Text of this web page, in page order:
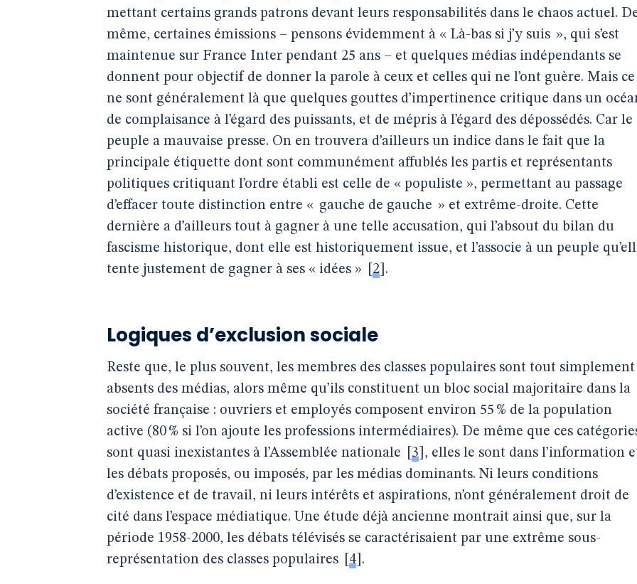
mettant certains grands patrons devant leurs responsabilités dans le chaos actuel.
même, certaines émissions – pensons évidemment à « Là-bas si j’y suis », qui s’est
maintenue sur France Inter pendant 25 ans – et quelques médias indépendants se
donnent pour objectif de donner la parole à ceux et celles qui ne l’ont guère. Mais ce
ne sont généralement là que quelques gouttes d’impertinence critique dans un
de complaisance à l’égard des puissants, et de mépris à l’égard des dépossédés. Car le
peuple a mauvaise presse. On en trouvera d’ailleurs un indice dans le fait que la
principale étiquette dont sont communément affublés les partis et représentants
politiques critiquant l’ordre établi est celle de « populiste », permettant au passage
d’effacer toute distinction entre « gauche de gauche » et extrême-droite. Cette
dernière a d’ailleurs tout à gagner à une telle accusation, qui l’absout du bilan du
fascisme historique, dont elle est historiquement issue, et l’associe à un peuple
tente justement de gagner à ses « idées »
2 .
Logiques d’exclusion sociale
Reste que, le plus souvent, les membres des classes populaires sont tout simplement
absents des médias, alors même qu’ils constituent un bloc social majoritaire dans la
société française : ouvriers et employés composent environ 55 % de la population
active (80 % si l’on ajoute les professions intermédiaires). De même que ces
sont quasi inexistantes à l’Assemblée nationale
3 , elles le sont dans l’information
les débats proposés, ou imposés, par les médias dominants. Ni leurs conditions
d’existence et de travail, ni leurs intérêts et aspirations, n’ont généralement droit de
cité dans l’espace médiatique. Une étude déjà ancienne montrait ainsi que, sur la
période 1958-2000, les débats télévisés se caractérisaient par une extrême sous-
représentation des classes populaires
4 .